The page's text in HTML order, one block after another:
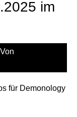
im
Von
für Demonology